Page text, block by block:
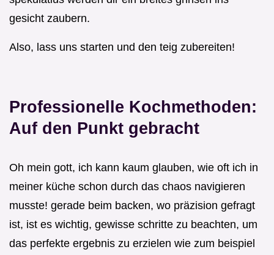
gesicht zaubern.
Also, lass uns starten und den teig zubereiten!
Professionelle Kochmethoden:
Auf den Punkt gebracht
Oh mein gott, ich kann kaum glauben, wie oft ich in
meiner küche schon durch das chaos navigieren
musste! gerade beim backen, wo präzision gefragt
ist, ist es wichtig, gewisse schritte zu beachten, um
das perfekte ergebnis zu erzielen wie zum beispiel